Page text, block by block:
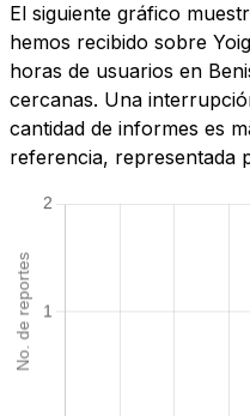
El siguiente gráfico
hemos recibido sobre
horas de usuarios en
cercanas. Una
cantidad de informes es
referencia, representada